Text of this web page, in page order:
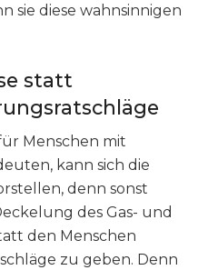
sie diese wahnsinnigen
statt
Menschen mit
kann sich die
denn sonst
des Gas- und
den Menschen
zu geben. Denn